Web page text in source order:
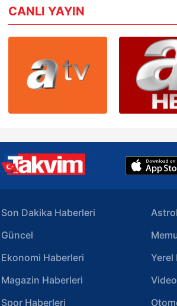
CANLI YAYIN
Son Dakika Haberleri
Güncel
Ekonomi Haberleri
Magazin Haberleri
Spor Haberleri
Yerel
Video